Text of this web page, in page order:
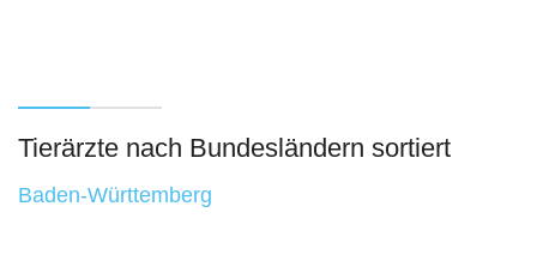
Tierärzte nach Bundesländern sortiert
Baden-Württemberg